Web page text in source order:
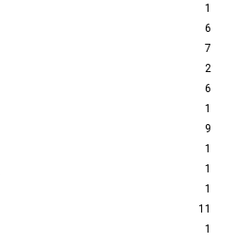
1
6
7
2
6
1
9
1
1
1
11
1